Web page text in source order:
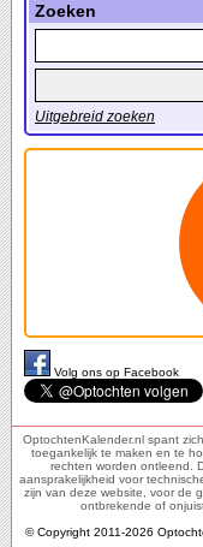
Zoeken
Uitgebreid zoeken
Volg ons op Facebook
OptochtenKalender.nl spant
toegankelijk te maken en te
rechten worden ontleend.
aansprakelijkheid voor
zijn van deze website, voor de
ontbrekende of
© Copyright 2011-2026